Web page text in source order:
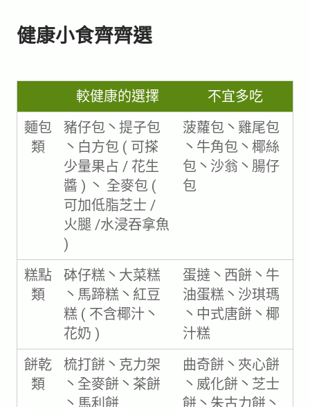
健康小食齊齊選
較健康的選擇
不宜多吃
麵包
類
豬仔包丶提子包
丶白方包 ( 可搽
少量果占 / 花生
醬 ) 丶 全麥包 (
可加低脂芝士 /
火腿 /水浸吞拿魚
)
菠蘿包丶雞尾包
丶牛角包丶椰絲
包丶沙翁丶腸仔
包
糕點
類
砵仔糕丶大菜糕
丶馬蹄糕丶紅豆
糕 ( 不含椰汁丶
花奶 )
蛋撻丶西餅丶牛
油蛋糕丶沙琪瑪
丶中式唐餅丶椰
汁糕
餅乾
類
梳打餅丶克力架
丶全麥餅丶茶餅
丶馬利餅
曲奇餅丶夾心餅
丶威化餅丶芝士
餅丶朱古力餅丶